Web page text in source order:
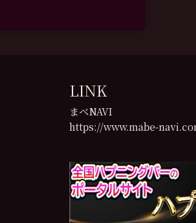
LINK
まべNAVI
https://www.mabe-